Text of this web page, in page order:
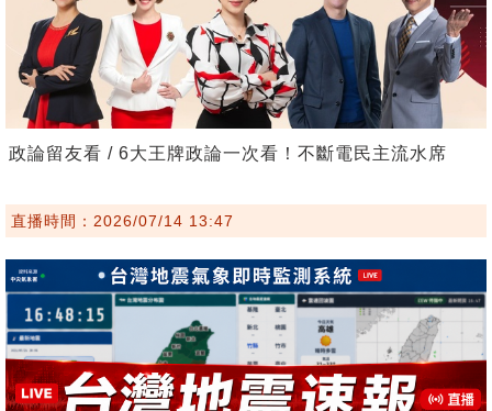
政論留友看 / 6大王牌政論一次看！不斷電民主流水席
直播時間：2026/07/14 13:47